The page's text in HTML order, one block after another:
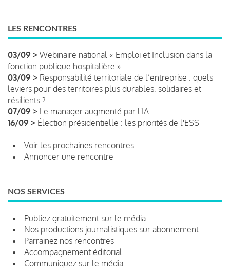
LES RENCONTRES
03/09 > Webinaire national « Emploi et Inclusion dans la
fonction publique hospitalière »
03/09 > Responsabilité territoriale de l’entreprise : quels
leviers pour des territoires plus durables, solidaires et
résilients ?
07/09 > Le manager augmenté par l'IA
16/09 > Élection présidentielle : les priorités de l'ESS
Voir les prochaines rencontres
Annoncer une rencontre
NOS SERVICES
Publiez gratuitement sur le média
Nos productions journalistiques sur abonnement
Parrainez nos rencontres
Accompagnement éditorial
Communiquez sur le média